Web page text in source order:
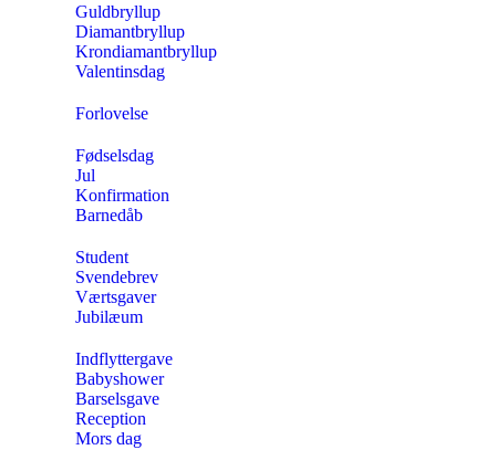
Guldbryllup
Diamantbryllup
Krondiamantbryllup
Valentinsdag
Forlovelse
Fødselsdag
Jul
Konfirmation
Barnedåb
Student
Svendebrev
Værtsgaver
Jubilæum
Indflyttergave
Babyshower
Barselsgave
Reception
Mors dag